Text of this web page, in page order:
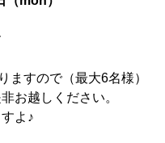
ますので（最大6名様）
お越しください。
よ♪